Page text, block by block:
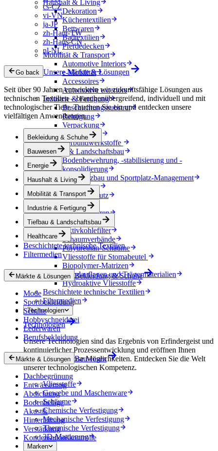
Haushalt & Living
Dekoration
Küchentextilien
Bettwaren
Badtextilien
Pferdedecken
Mobilität & Transport
Automotive Interiors
e-Mobilität
Accessoires
Automotive exteriors
Industrie & Fertigung
Beschichtungssubstrat
Reinigung
Verpackung
Verarbeitung
Verbundwerkstoffe
Tiefbau & Landschaftsbau
Bodenbewehrung, -stabilisierung und -
konsolidierung
Sportplatzbau und Sportplatz-Management
Deponiebau
Erosionsschutz
Drainage
Kapillarsperren
Healthcare
Aktivkohlefilter
Schaumverbände
Polyurethan-Schäume
Vliesstoffe für Stomabeutel
Biopolymer-Matrizen
Wundauflagen und Trägermaterialien
Hydroaktive Vliesstoffe
Beschichtete technische Textilien
Filtermedien
Technologien
Technologien
Unsere Technologien sind das Ergebnis von Erfindergeist und
kontinuierlicher Prozessentwicklung und eröffnen Ihnen
nahezu grenzenlose Möglichkeiten. Entdecken Sie die Welt
unserer technologischen Kompetenz.
Vliesstoffe
Gewebe und Maschenware
Schäume
Chemische Verfestigung
Mechanische Verfestigung
Thermische Verfestigung
3D-Mattierung
Marken
cs-CZ
vi-VN
ja-JP
zh-Hant-TW
zh-Hans-CN
nl-NL
Go back Unsere Märkte & Lösungen
Seit über 90 Jahren entwickeln wir zukunftsfähige Lösungen aus
technischen Textilien – branchenübergreifend, individuell und mit
technologischer Tiefe. Tauchen Sie ein und entdecken unsere
vielfältigen Anwendungen.
Bekleidung & Schuhe
Bauwesen
Energie
Haushalt & Living
Mobilität & Transport
Industrie & Fertigung
Tiefbau & Landschaftsbau
Healthcare
Beschichtete technische Textilien
Filtermedien
Märkte & Lösungen Bekleidung & Schuhe
Mode
Sportbekleidung
Schuhe
Hobbyschneiderei
Lederwaren
Berufsbekleidung
Märkte & Lösungen Bauwesen
Dachbegrünung
Entwässerung
Abdichtung
Bodenbeläge
Akustik
Hinterlüftung
Verstärkung
Kondensationskontrolle